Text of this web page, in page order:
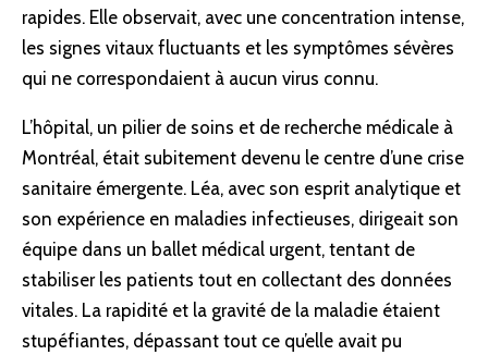
rapides. Elle observait, avec une concentration intense,
les signes vitaux fluctuants et les symptômes sévères
qui ne correspondaient à aucun virus connu.
L’hôpital, un pilier de soins et de recherche médicale à
Montréal, était subitement devenu le centre d’une crise
sanitaire émergente. Léa, avec son esprit analytique et
son expérience en maladies infectieuses, dirigeait son
équipe dans un ballet médical urgent, tentant de
stabiliser les patients tout en collectant des données
vitales. La rapidité et la gravité de la maladie étaient
stupéfiantes, dépassant tout ce qu’elle avait pu